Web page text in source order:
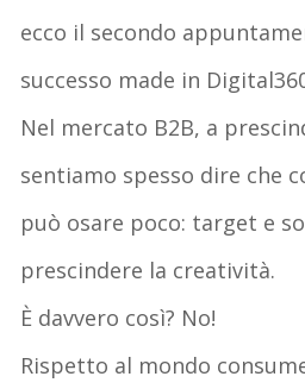
ecco il secondo
successo made in
Nel mercato B2B, a
sentiamo spesso dire che
può osare poco: target e
prescindere la creatività.
È davvero così? No!
Rispetto al mondo